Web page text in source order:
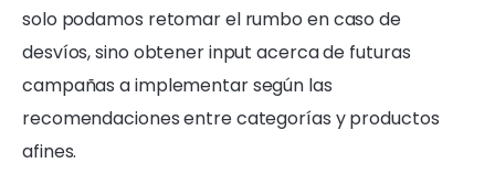
solo podamos retomar el rumbo en caso de
desvíos, sino obtener input acerca de futuras
campañas a implementar según las
recomendaciones entre categorías y productos
afines.